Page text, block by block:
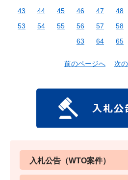
43
44 45 46 47 48
53
54 55 56 57 58
63
64 65
前のページへ 次
入札公告（WTO案件）